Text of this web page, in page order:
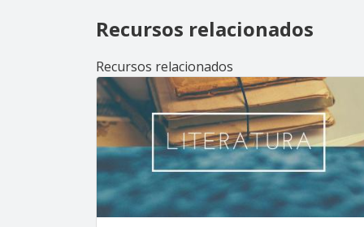
Recursos relacionados
Recursos relacionados